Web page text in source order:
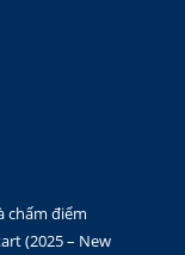
chấm điểm
(2025 – New